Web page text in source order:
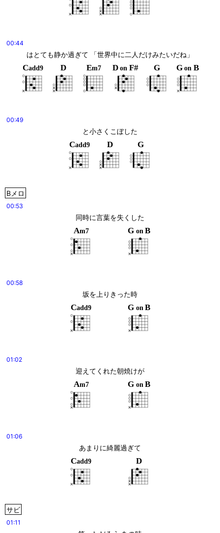
00:44
はとても静か過ぎて 「世界中に二人だけみたいだね」
Cadd9 D Em7 D on F# G G on B
00:49
と小さくこぼした
Cadd9 D G
Bメロ
00:53
同時に言葉を失くした
Am7 G on B
00:58
坂を上りきった時
Cadd9 G on B
01:02
迎えてくれた朝焼けが
Am7 G on B
01:06
あまりに綺麗過ぎて
Cadd9 D
サビ
01:11